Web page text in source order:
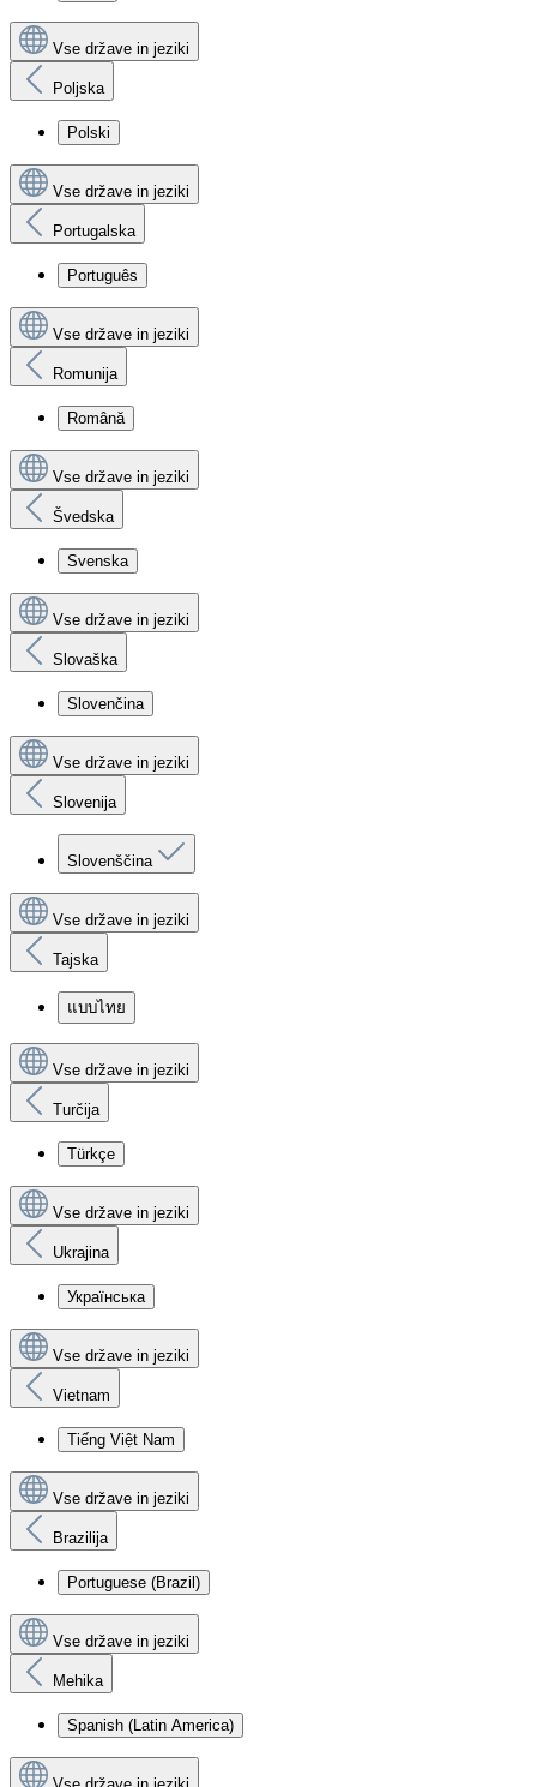
Vse države in jeziki
Poljska
Polski
Vse države in jeziki
Portugalska
Português
Vse države in jeziki
Romunija
Română
Vse države in jeziki
Švedska
Svenska
Vse države in jeziki
Slovaška
Slovenčina
Vse države in jeziki
Slovenija
Slovenščina
Vse države in jeziki
Tajska
แบบไทย
Vse države in jeziki
Turčija
Türkçe
Vse države in jeziki
Ukrajina
Українська
Vse države in jeziki
Vietnam
Tiếng Việt Nam
Vse države in jeziki
Brazilija
Portuguese (Brazil)
Vse države in jeziki
Mehika
Spanish (Latin America)